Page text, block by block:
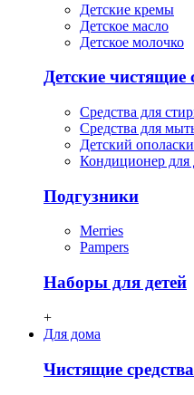
Детские кремы
Детское масло
Детское молочко
Детские чистящие
Средства для
Средства для
Детский
Кондиционер для
Подгузники
Merries
Pampers
Наборы для детей
+
Для дома
Чистящие средства